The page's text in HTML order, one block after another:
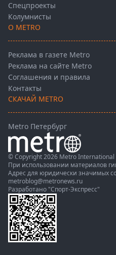
Спецпроекты
Колумнисты
О METRO
Реклама в газете Metro
Реклама на сайте Metro
Соглашения и правила
Контакты
СКАЧАЙ METRO
Metro Петербург
© Copyright 2026 Metro International
При использовании материалов
Адрес для юридически значимых
metroblog@metronews.ru
Разработано "Спорт-Экспресс"